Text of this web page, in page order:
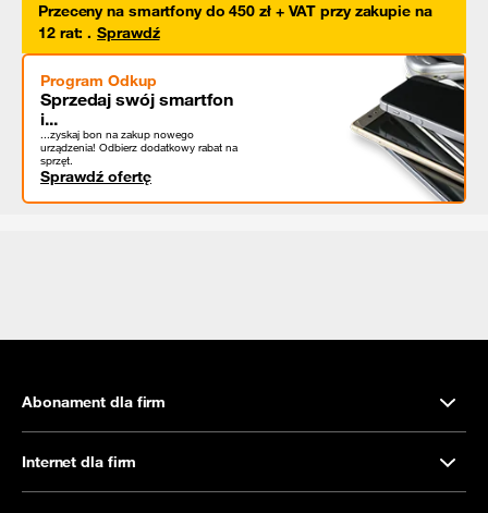
Przeceny na smartfony do 450 zł + VAT przy zakupie na
12 rat: . Sprawdź
Program Odkup
Sprzedaj swój smartfon
i...
...zyskaj bon na zakup nowego
urządzenia! Odbierz dodatkowy rabat na
sprzęt.
Sprawdź ofertę
Abonament dla firm
Internet dla firm